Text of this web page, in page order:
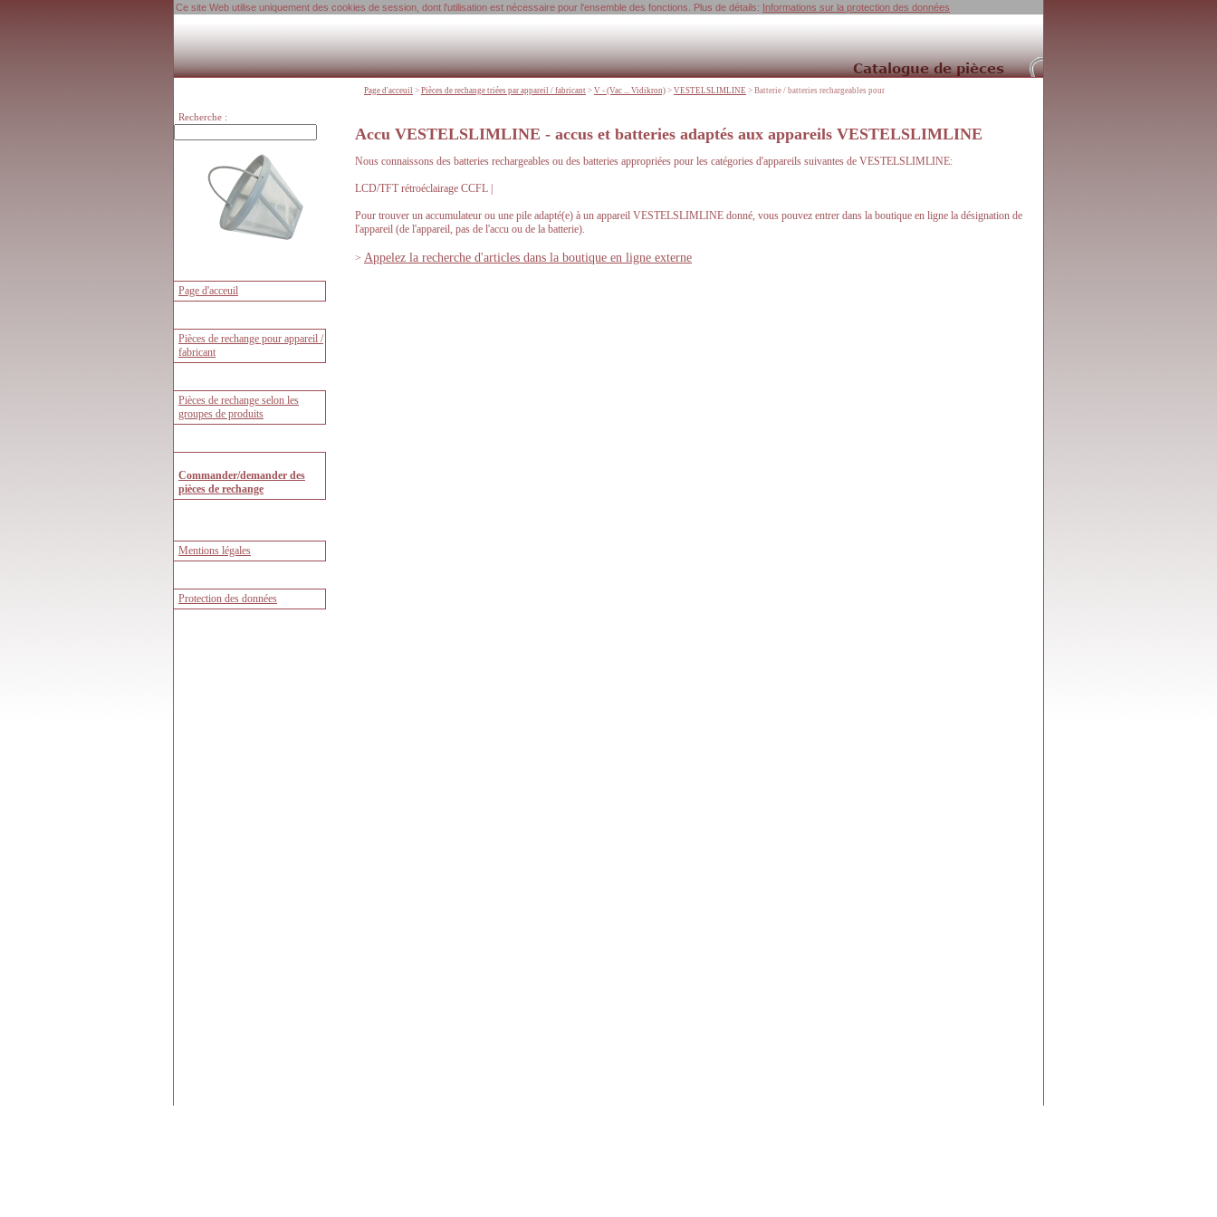
Ce site Web utilise uniquement des cookies de session, dont l'utilisation est nécessaire pour l'ensemble des fonctions. Plus de détails: Informations sur la protection des données
Accu VESTELSLIMLINE - accus et batteries adaptés aux appareils VESTELSLIMLINE
Nous connaissons des batteries rechargeables ou des batteries appropriées pour les catégories d'appareils suivantes de VESTELSLIMLINE:
LCD/TFT rétroéclairage CCFL |
Pour trouver un accumulateur ou une pile adapté(e) à un appareil VESTELSLIMLINE donné, vous pouvez entrer dans la boutique en ligne la désignation de
l'appareil (de l'appareil, pas de l'accu ou de la batterie).
> Appelez la recherche d'articles dans la boutique en ligne externe
Page d'acceuil > Pièces de rechange triées par appareil / fabricant > V - (Vac ... Vidikron) > VESTELSLIMLINE > Batterie / batteries rechargeables pour
Recherche :